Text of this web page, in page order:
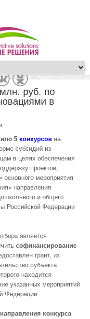
руб. по
в
5 конкурсов на
субсидий из
в целях обеспечения
проектов,
основного мероприятия
направления
и общего
Российской Федерации
является
софинансирование
грант, из
субъекта
находится
указанных мероприятий
Федерации.
конкурса